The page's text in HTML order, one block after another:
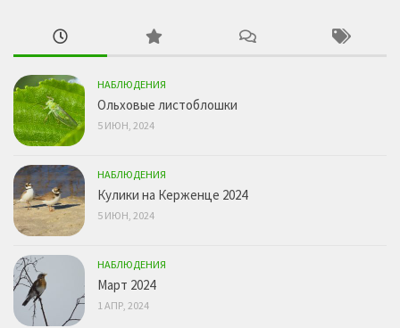
НАБЛЮДЕНИЯ
Ольховые листоблошки
5 ИЮН, 2024
НАБЛЮДЕНИЯ
Кулики на Керженце 2024
5 ИЮН, 2024
НАБЛЮДЕНИЯ
Март 2024
1 АПР, 2024